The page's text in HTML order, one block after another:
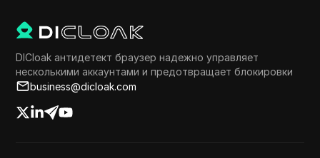
DICloak антидетект браузер надежно управляет
несколькими аккаунтами и предотвращает блокировки
business@dicloak.com